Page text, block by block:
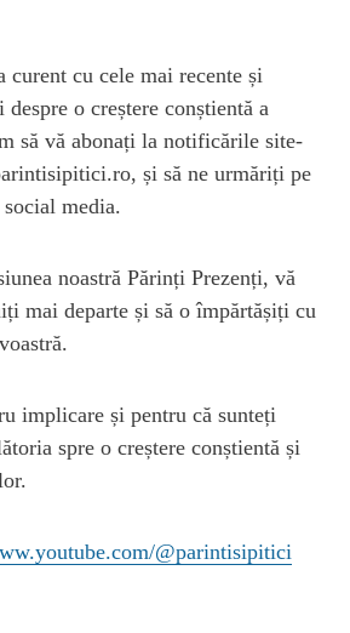
curent cu cele mai recente și
o creștere conștientă a
să vă abonați la notificările site-
și să ne urmăriți pe
social media.
noastră Părinți Prezenți, vă
mai departe și să o împărtășiți cu
implicare și pentru că sunteți
spre o creștere conștientă și
@parintisipitici